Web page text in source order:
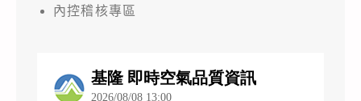
內控稽核專區